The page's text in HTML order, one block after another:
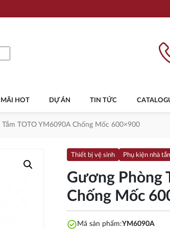
HOT DỰ ÁN TIN TỨC
TOTO YM6090A Chống Mốc 600×900
Thiết bị vệ sinh Phụ kiện nhà
Gương Phòng
Chống Mốc
check_circle Mã sản phẩm:YM6090A